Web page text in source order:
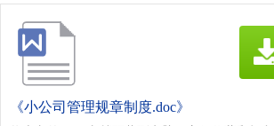
《小公司管理规章制度.doc》